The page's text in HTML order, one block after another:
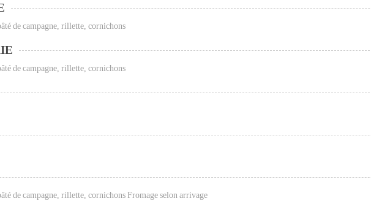
de campagne, rillette, cornichons
de campagne, rillette, cornichons
de campagne, rillette, cornichons Fromage selon arrivage